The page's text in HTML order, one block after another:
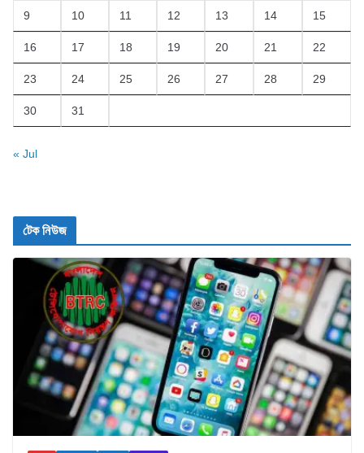
9 10 11 12 13 14 15
16 17 18 19 20 21 22
23 24 25 26 27 28 29
30 31
« Jul
টেক নিউজ